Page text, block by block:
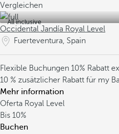
Vergleichen
All inclusive
Occidental Jandía Royal Level
Fuerteventura, Spain
Flexible Buchungen 10% Rabatt
10 % zusätzlicher Rabatt für my
Mehr information
Oferta Royal Level
Bis 10%
Buchen